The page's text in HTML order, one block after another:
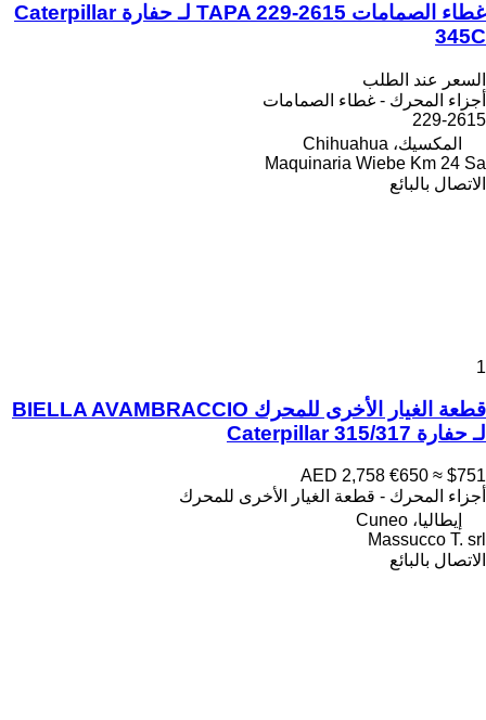
غطاء الصمامات TAPA 229-2615 لـ حفارة Caterpillar
345C
السعر عند الطلب
أجزاء المحرك - غطاء الصمامات
229-2615
المكسيك، Chihuahua
Maquinaria Wiebe Km 24 Sa
الاتصال بالبائع
1
قطعة الغيار الأخرى للمحرك BIELLA AVAMBRACCIO
لـ حفارة Caterpillar 315/317
AED 2,758 €650 ≈ $751
أجزاء المحرك - قطعة الغيار الأخرى للمحرك
إيطاليا، Cuneo
Massucco T. srl
الاتصال بالبائع